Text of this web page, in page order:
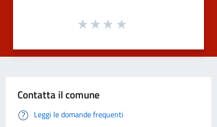
Contatta il comune
Leggi le domande frequenti